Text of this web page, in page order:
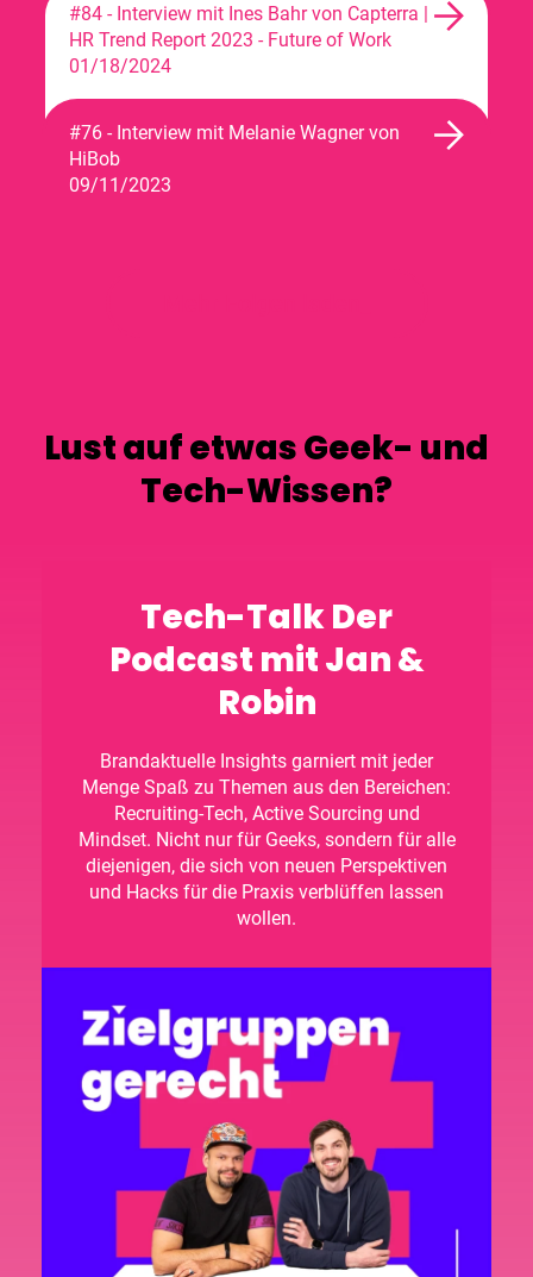
#84 - Interview mit Ines Bahr von Capterra |
HR Trend Report 2023 - Future of Work
01/18/2024
#76 - Interview mit Melanie Wagner von
HiBob
09/11/2023
Lust auf etwas Geek- und
Tech-Wissen?
Tech-Talk Der
Podcast mit Jan &
Robin
Brandaktuelle Insights garniert mit jeder
Menge Spaß zu Themen aus den Bereichen:
Recruiting-Tech, Active Sourcing und
Mindset. Nicht nur für Geeks, sondern für alle
diejenigen, die sich von neuen Perspektiven
und Hacks für die Praxis verblüffen lassen
wollen.